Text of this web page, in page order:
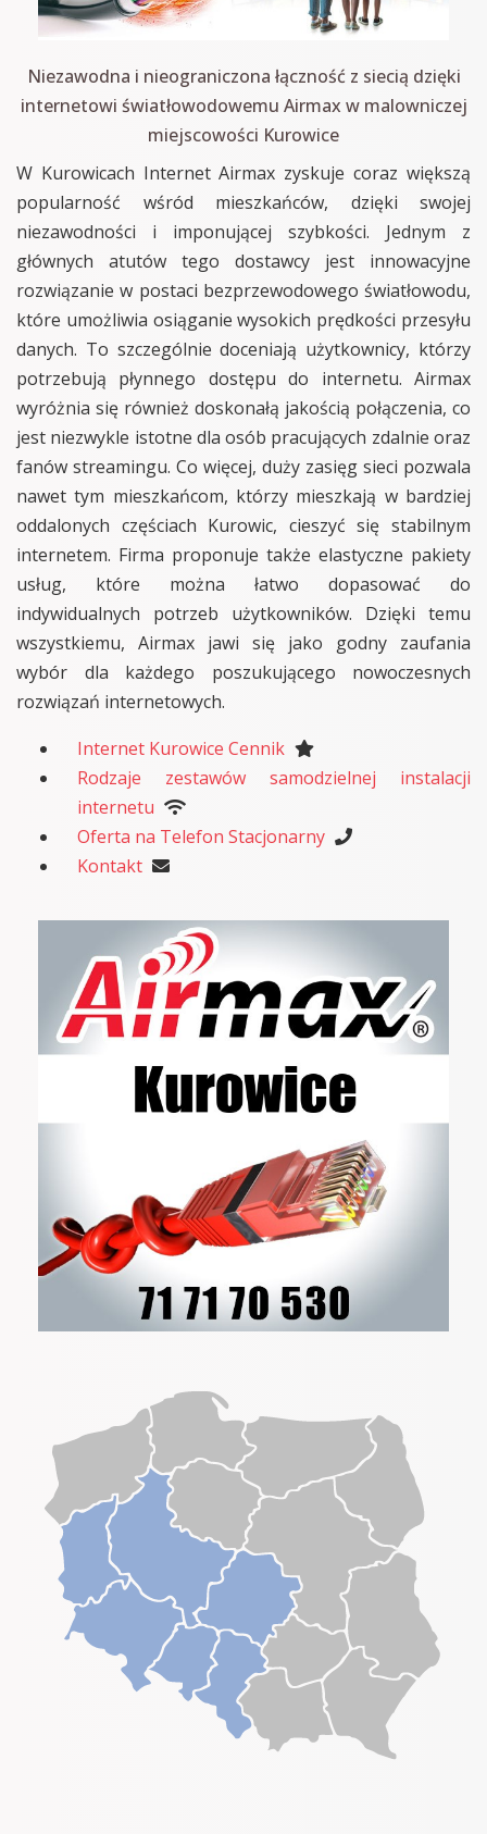
Niezawodna i nieograniczona łączność z siecią dzięki
internetowi światłowodowemu Airmax w malowniczej
miejscowości Kurowice
W Kurowicach Internet Airmax zyskuje coraz większą
popularność wśród mieszkańców, dzięki swojej
niezawodności i imponującej szybkości. Jednym z
głównych atutów tego dostawcy jest innowacyjne
rozwiązanie w postaci bezprzewodowego światłowodu,
które umożliwia osiąganie wysokich prędkości przesyłu
danych. To szczególnie doceniają użytkownicy, którzy
potrzebują płynnego dostępu do internetu. Airmax
wyróżnia się również doskonałą jakością połączenia, co
jest niezwykle istotne dla osób pracujących zdalnie oraz
fanów streamingu. Co więcej, duży zasięg sieci pozwala
nawet tym mieszkańcom, którzy mieszkają w bardziej
oddalonych częściach Kurowic, cieszyć się stabilnym
internetem. Firma proponuje także elastyczne pakiety
usług, które można łatwo dopasować do
indywidualnych potrzeb użytkowników. Dzięki temu
wszystkiemu, Airmax jawi się jako godny zaufania
wybór dla każdego poszukującego nowoczesnych
rozwiązań internetowych.
Internet Kurowice Cennik
Rodzaje zestawów samodzielnej instalacji
internetu
Oferta na Telefon Stacjonarny
Kontakt